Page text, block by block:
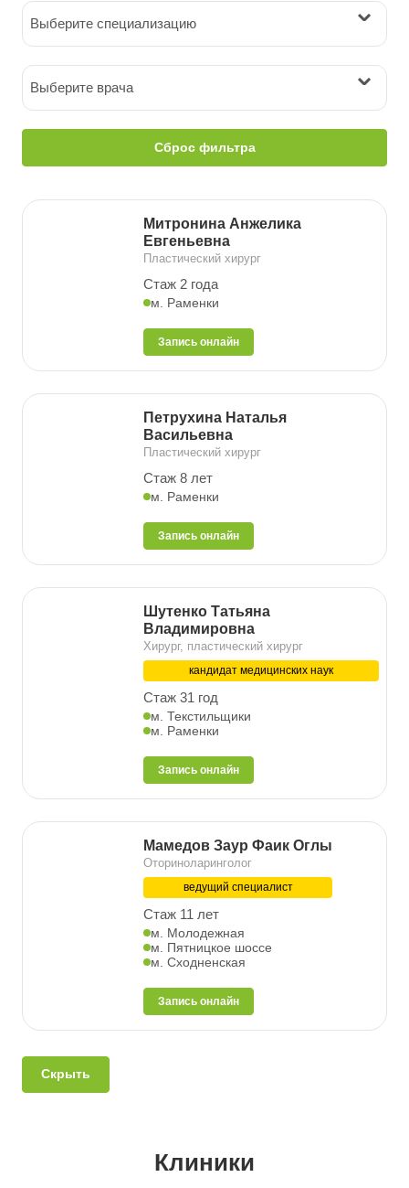
Выберите специализацию
Выберите врача
Сброс фильтра
Митронина Анжелика
Евгеньевна
Пластический хирург
Стаж 2 года
м. Раменки
Запись онлайн
Петрухина Наталья
Васильевна
Пластический хирург
Стаж 8 лет
м. Раменки
Запись онлайн
Шутенко Татьяна
Владимировна
Хирург, пластический хирург
кандидат медицинских наук
Стаж 31 год
м. Текстильщики
м. Раменки
Запись онлайн
Мамедов Заур Фаик Оглы
Оториноларинголог
ведущий специалист
Стаж 11 лет
м. Молодежная
м. Пятницкое шоссе
м. Сходненская
Запись онлайн
Скрыть
Клиники